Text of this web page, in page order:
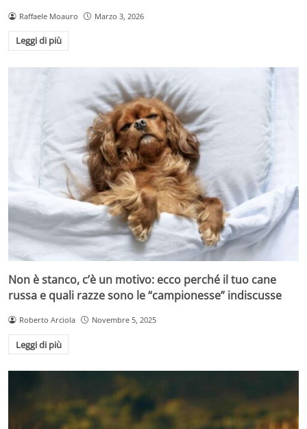
Raffaele Moauro Marzo 3, 2026
Leggi di più
Non è stanco, c’è un motivo: ecco perché il tuo cane
russa e quali razze sono le “campionesse” indiscusse
Roberto Arciola Novembre 5, 2025
Leggi di più